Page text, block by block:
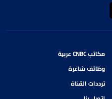
مكاتب CNBC عربية
وظائف شاغرة
ترددات القناة